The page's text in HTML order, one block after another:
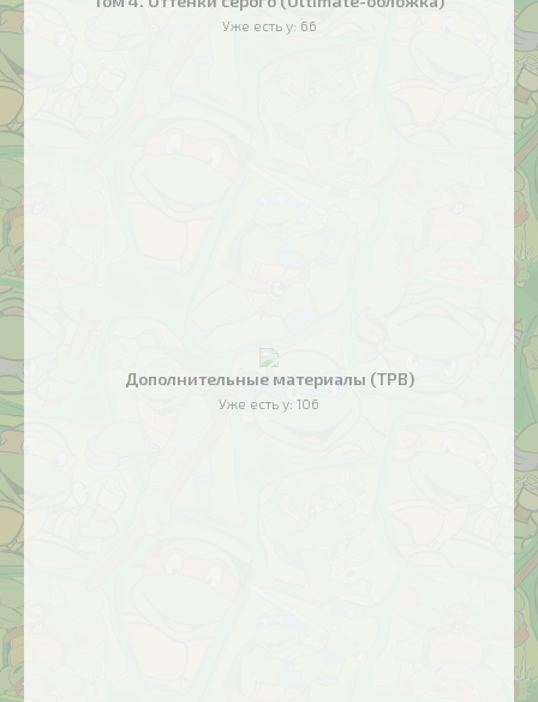
Уже есть у: 66
Дополнительные материалы (TPB)
Уже есть у: 106